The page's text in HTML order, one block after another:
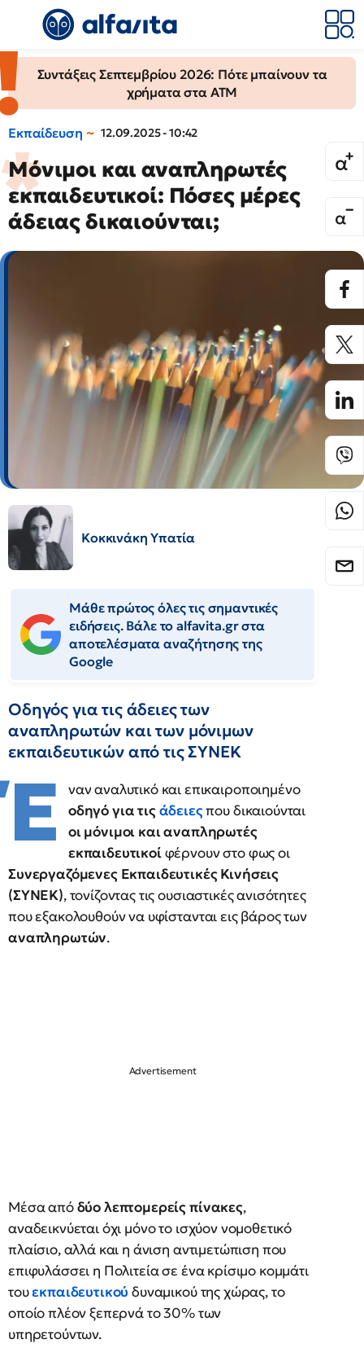
Συντάξεις Σεπτεμβρίου 2026: Πότε μπαίνουν τα
χρήματα στα ΑΤΜ
Εκπαίδευση 12.09.2025 - 10:42
Μόνιμοι και αναπληρωτές
εκπαιδευτικοί: Πόσες μέρες
άδειας δικαιούνται;
Κοκκινάκη Υπατία
Μάθε πρώτος όλες τις σημαντικές
ειδήσεις. Βάλε το alfavita.gr στα
αποτελέσματα αναζήτησης της
Google
Οδηγός για τις άδειες των
αναπληρωτών και των μόνιμων
εκπαιδευτικών από τις ΣΥΝΕΚ
Έ
ναν αναλυτικό και επικαιροποιημένο
οδηγό για τιςάδειεςπου δικαιούνται
οι μόνιμοι και αναπληρωτές
εκπαιδευτικοίφέρνουν στο φως οι
Συνεργαζόμενες Εκπαιδευτικές Κινήσεις
(ΣΥΝΕΚ), τονίζοντας τις ουσιαστικές ανισότητες
που εξακολουθούν να υφίστανται εις βάρος των
αναπληρωτών.
Μέσα απόδύο λεπτομερείς πίνακες,
αναδεικνύεται όχι μόνο το ισχύον νομοθετικό
πλαίσιο, αλλά και η άνιση αντιμετώπιση που
επιφυλάσσει η Πολιτεία σε ένα κρίσιμο κομμάτι
τουεκπαιδευτικού δυναμικού της χώρας, το
οποίο πλέον ξεπερνά το 30% των
υπηρετούντων.